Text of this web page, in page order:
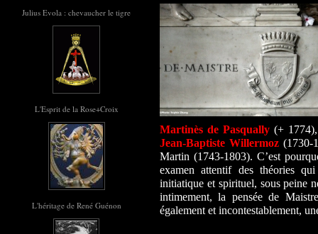
Julius Evola : chevaucher le tigre
L'Esprit de la Rose+Croix
L'héritage de René Guénon
Martinès de Pasqually(+
Jean-Baptiste Willermoz (1730-
Martin (1743-1803). C’est
examen attentif des théories
initiatique et spirituel, sous peine
intimement, la pensée de
également et incontestablement,